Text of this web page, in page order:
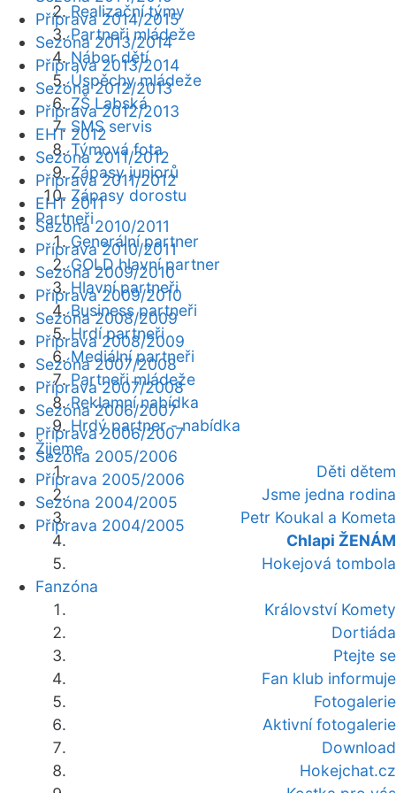
Realizační týmy
Partneři mládeže
Nábor dětí
Úspěchy mládeže
ZŠ Labská
SMS servis
Týmová fota
Zápasy juniorů
Zápasy dorostu
Partneři
Generální partner
GOLD hlavní partner
Hlavní partneři
Business partneři
Hrdí partneři
Mediální partneři
Partneři mládeže
Reklamní nabídka
Hrdý partner - nabídka
Žijeme
Děti dětem
Jsme jedna rodina
Petr Koukal a Kometa
Chlapi ŽENÁM
Hokejová tombola
Fanzóna
Království Komety
Dortiáda
Ptejte se
Fan klub informuje
Fotogalerie
Aktivní fotogalerie
Download
Hokejchat.cz
Příprava 2014/2015
Sezóna 2013/2014
Příprava 2013/2014
Sezóna 2012/2013
Příprava 2012/2013
EHT 2012
Sezóna 2011/2012
Příprava 2011/2012
EHT 2011
Sezóna 2010/2011
Příprava 2010/2011
Sezóna 2009/2010
Příprava 2009/2010
Sezóna 2008/2009
Příprava 2008/2009
Sezóna 2007/2008
Příprava 2007/2008
Sezóna 2006/2007
Příprava 2006/2007
Sezóna 2005/2006
Příprava 2005/2006
Sezóna 2004/2005
Příprava 2004/2005